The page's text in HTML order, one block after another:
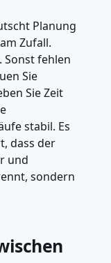
Planung
Zufall.
Sonst fehlen
Sie
Sie Zeit
stabil. Es
dass der
und
sondern